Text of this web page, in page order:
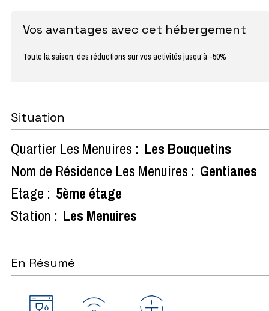
Vos avantages avec cet hébergement
Toute la saison, des réductions sur vos activités jusqu'à -50%
Situation
Quartier Les Menuires : Les Bouquetins
Nom de Résidence Les Menuires : Gentianes
Etage : 5ème étage
Station : Les Menuires
En Résumé